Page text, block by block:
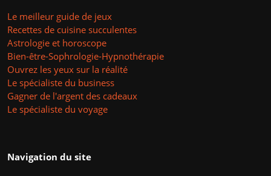
Le meilleur guide de jeux
Recettes de cuisine succulentes
Astrologie et horoscope
Bien-être-Sophrologie-Hypnothérapie
Ouvrez les yeux sur la réalité
Le spécialiste du business
Gagner de l'argent des cadeaux
Le spécialiste du voyage
Navigation du site